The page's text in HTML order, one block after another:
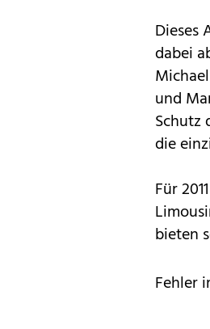
dabei
und
Schutz
die
Für
bieten
Fehler